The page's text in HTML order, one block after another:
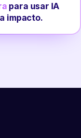
para usar IA
impacto.